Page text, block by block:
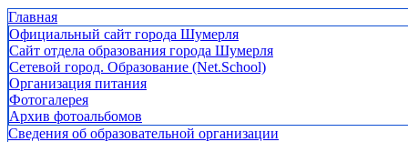
Главная
Официальный сайт города Шумерля
Сайт отдела образования города Шумерля
Сетевой город. Образование (Net.School)
Организация питания
Фотогалерея
Архив фотоальбомов
Сведения об образовательной организации